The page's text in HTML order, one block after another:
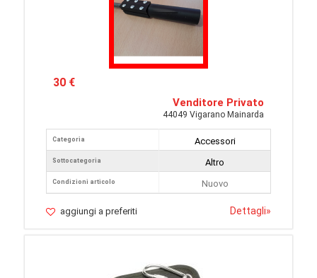
30 €
Venditore Privato
44049 Vigarano Mainarda
Categoria
Sottocategoria
Condizioni articolo
Accessori
Altro
Nuovo
aggiungi a preferiti Dettagli»